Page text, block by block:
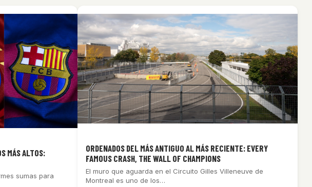
MÁS ALTOS:
sumas para
ORDENADOS DEL MÁS ANTIGUO AL MÁS RECIENTE: EVERY
FAMOUS CRASH, THE WALL OF CHAMPIONS
El muro que aguarda en el Circuito Gilles Villeneuve de
Montreal es uno de los…